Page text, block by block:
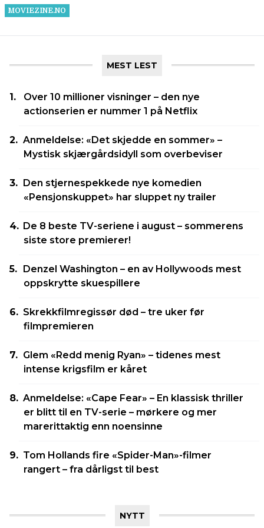
MEST LEST
Over 10 millioner visninger – den nye
actionserien er nummer 1 på Netflix
Anmeldelse: «Det skjedde en sommer» –
Mystisk skjærgårdsidyll som overbeviser
Den stjernespekkede nye komedien
«Pensjonskuppet» har sluppet ny trailer
De 8 beste TV-seriene i august – sommerens
siste store premierer!
Denzel Washington – en av Hollywoods mest
oppskrytte skuespillere
Skrekkfilmregissør død – tre uker før
filmpremieren
Glem «Redd menig Ryan» – tidenes mest
intense krigsfilm er kåret
Anmeldelse: «Cape Fear» – En klassisk thriller
er blitt til en TV-serie – mørkere og mer
marerittaktig enn noensinne
Tom Hollands fire «Spider-Man»-filmer
rangert – fra dårligst til best
NYTT